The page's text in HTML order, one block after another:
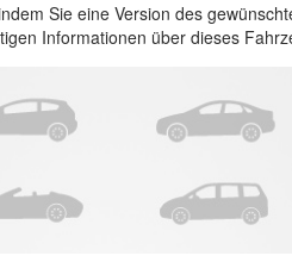
Sie eine Version des
Informationen über dieses